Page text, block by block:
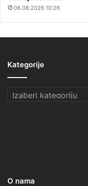
06.08.2026 10:26
Kategorije
Kategorije
O nama